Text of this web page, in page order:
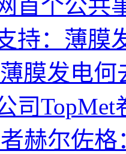
首个公共
持：薄膜
膜发电何
司
赫尔佐